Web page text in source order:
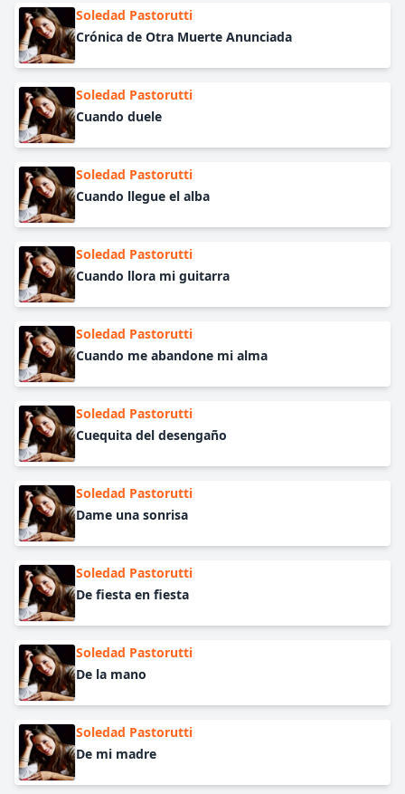
Soledad Pastorutti
Crónica de Otra Muerte Anunciada
Soledad Pastorutti
Cuando duele
Soledad Pastorutti
Cuando llegue el alba
Soledad Pastorutti
Cuando llora mi guitarra
Soledad Pastorutti
Cuando me abandone mi alma
Soledad Pastorutti
Cuequita del desengaño
Soledad Pastorutti
Dame una sonrisa
Soledad Pastorutti
De fiesta en fiesta
Soledad Pastorutti
De la mano
Soledad Pastorutti
De mi madre